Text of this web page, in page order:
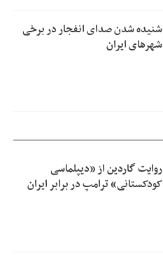
شنیده شدن صدای انفجار در برخی
شهرهای ایران
روایت گاردین از «دیپلماسی
کودکستانی» ترامپ در برابر ایران